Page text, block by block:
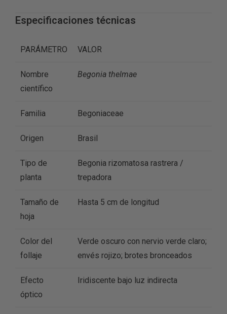
Especificaciones técnicas
PARÁMETRO VALOR
Nombre
científico
Begonia thelmae
Familia Begoniaceae
Origen Brasil
Tipo de
planta
Begonia rizomatosa rastrera /
trepadora
Tamaño de
hoja
Hasta 5 cm de longitud
Color del
follaje
Verde oscuro con nervio verde claro;
envés rojizo; brotes bronceados
Efecto
óptico
Iridiscente bajo luz indirecta